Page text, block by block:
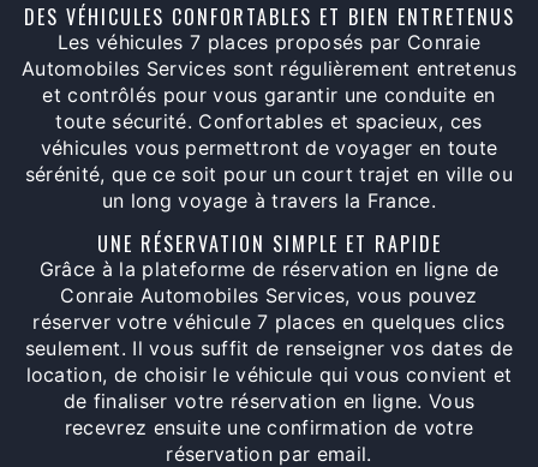
DES VÉHICULES CONFORTABLES ET BIEN ENTRETENUS
Les véhicules 7 places proposés par Conraie
Automobiles Services sont régulièrement entretenus
et contrôlés pour vous garantir une conduite en
toute sécurité. Confortables et spacieux, ces
véhicules vous permettront de voyager en toute
sérénité, que ce soit pour un court trajet en ville ou
un long voyage à travers la France.
UNE RÉSERVATION SIMPLE ET RAPIDE
Grâce à la plateforme de réservation en ligne de
Conraie Automobiles Services, vous pouvez
réserver votre véhicule 7 places en quelques clics
seulement. Il vous suffit de renseigner vos dates de
location, de choisir le véhicule qui vous convient et
de finaliser votre réservation en ligne. Vous
recevrez ensuite une confirmation de votre
réservation par email.